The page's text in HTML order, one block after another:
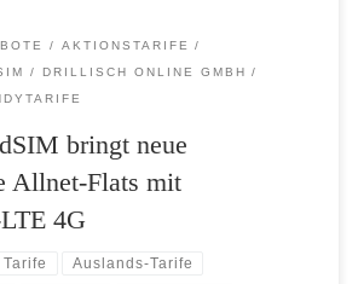
AKTIONSTARIFE
DRILLISCH ONLINE GMBH
bringt neue
Allnet-Flats mit
4G
Auslands-Tarife